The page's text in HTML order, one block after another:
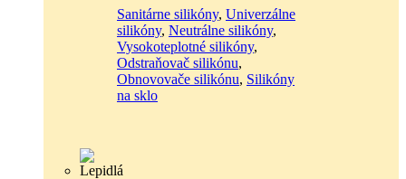
Sanitárne silikóny, Univerzálne
silikóny, Neutrálne silikóny,
Vysokoteplotné silikóny,
Odstraňovač silikónu,
Obnovovače silikónu, Silikóny
na sklo